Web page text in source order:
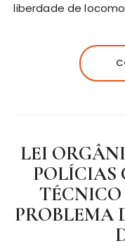
liberdade de
LEI
POLÍCIAS
PROBLEMA